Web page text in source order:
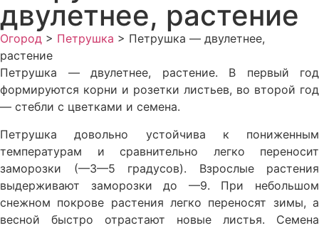
двулетнее, растение
Огород > Петрушка > Петрушка — двулетнее,
растение
Петрушка — двулетнее, растение. В первый год
форми­руются корни и розетки листьев, во второй год
— стебли с цветками и семена.
Петрушка довольно устойчива к пониженным
температу­рам и сравнительно легко переносит
заморозки (—3—5 гра­дусов). Взрослые растения
выдерживают заморозки до —9. При небольшом
снежном покрове растения легко переносят зимы, а
весной быстро отрастают новые листья. Семена